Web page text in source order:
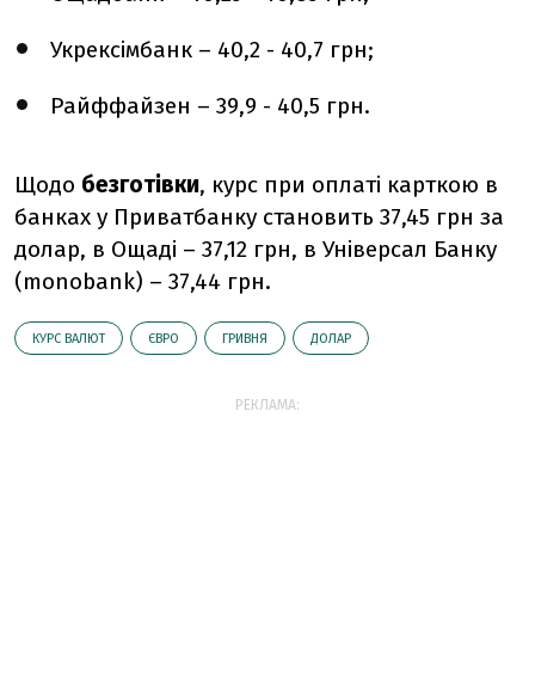
Укрексімбанк – 40,2 - 40,7 грн;
Райффайзен – 39,9 - 40,5 грн.
Щодо безготівки, курс при оплаті карткою в
банках у Приватбанку становить 37,45 грн за
долар, в Ощаді – 37,12 грн, в Універсал Банку
(monobank) – 37,44 грн.
КУРС ВАЛЮТ ЄВРО ГРИВНЯ ДОЛАР
РЕКЛАМА: